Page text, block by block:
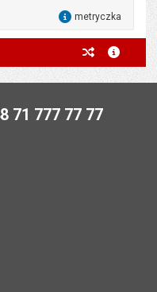
metryczka
Granowska,
Szczęśniak,
Ušák,
Wdowiak-
Florczak
poprzednie
71 777 77 77